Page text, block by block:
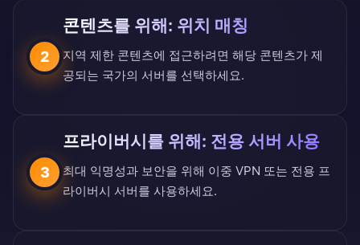
2
콘텐츠를 위해: 위치 매칭
지역 제한 콘텐츠에 접근하려면 해당 콘텐츠가 제
공되는 국가의 서버를 선택하세요.
3
프라이버시를 위해: 전용 서버 사용
최대 익명성과 보안을 위해 이중 VPN 또는 전용 프
라이버시 서버를 사용하세요.